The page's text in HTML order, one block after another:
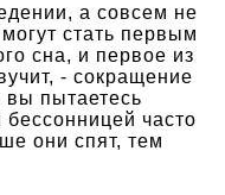
а совсем не
стать первым
сна, и первое из
- сокращение
вы пытаетесь
часто
они спят, тем